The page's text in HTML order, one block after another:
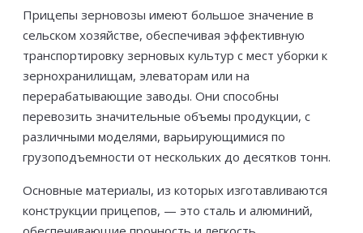
Прицепы зерновозы имеют большое значение в
сельском хозяйстве, обеспечивая эффективную
транспортировку зерновых культур с мест уборки к
зернохранилищам, элеваторам или на
перерабатывающие заводы. Они способны
перевозить значительные объемы продукции, с
различными моделями, варьирующимися по
грузоподъемности от нескольких до десятков тонн.
Основные материалы, из которых изготавливаются
конструкции прицепов, — это сталь и алюминий,